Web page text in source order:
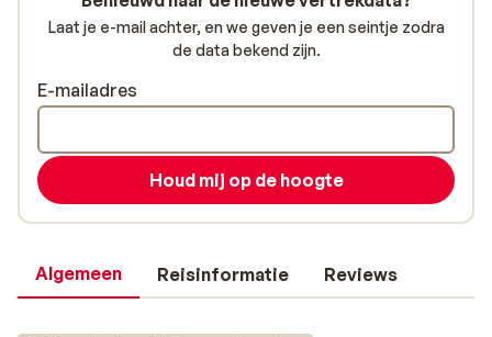
Algemeen Reisinformatie Reviews
Laat je e-mail achter, en we geven je een seintje zodra
de data bekend zijn.
E-mailadres
Houd mij op de hoogte